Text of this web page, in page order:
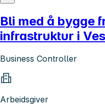
Bli med å bygge
infrastruktur i
Business Controller
Arbeidsgiver